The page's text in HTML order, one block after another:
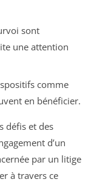
sont
une attention
comme
en bénéficier.
défis et des
d’un
par un litige
à travers ce